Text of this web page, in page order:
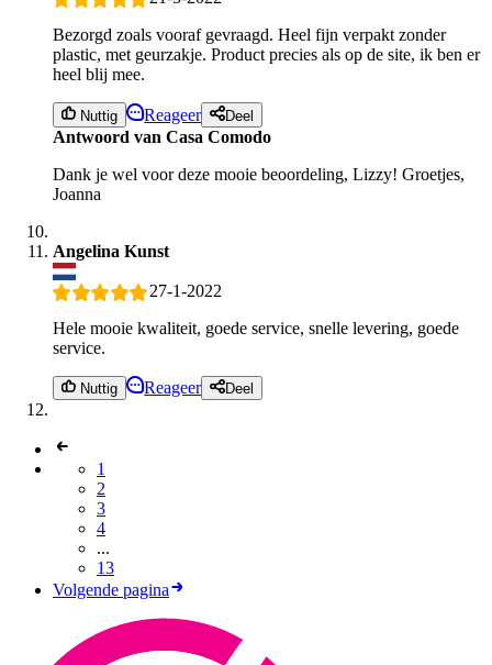
Bezorgd zoals vooraf gevraagd. Heel fijn verpakt zonder
plastic, met geurzakje. Product precies als op de site, ik ben er
heel blij mee.
Nuttig Reageer Deel
Antwoord van Casa Comodo
Dank je wel voor deze mooie beoordeling, Lizzy! Groetjes,
Joanna
Angelina Kunst
27-1-2022
Hele mooie kwaliteit, goede service, snelle levering, goede
service.
Nuttig Reageer Deel
1
2
3
4
...
13
Volgende pagina